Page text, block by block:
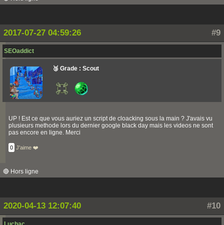
#9
2017-07-27 04:59:26
SEOaddict
🥉 Grade : Scout
UP ! Est ce que vous auriez un script de cloacking sous la main ? J'avais vu
plusieurs methode lors du dernier google black day mais les videos ne sont
pas encore en ligne. Merci
0 J'aime ❤️
🔴 Hors ligne
#10
2020-04-13 12:07:40